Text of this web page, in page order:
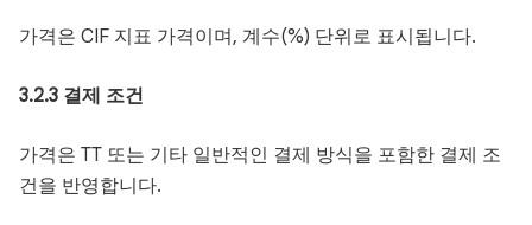
가격은 CIF 지표 가격이며, 계수(%) 단위로 표시됩니다.
3.2.3 결제 조건
가격은 TT 또는 기타 일반적인 결제 방식을 포함한 결제 조
건을 반영합니다.